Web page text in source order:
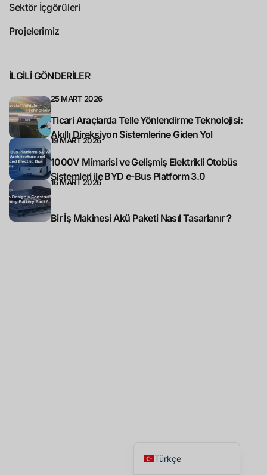
Sektör İçgörüleri
Projelerimiz
ILGILI GÖNDERILER
25 MART 2026
Ticari Araçlarda Telle Yönlendirme Teknolojisi:
Akıllı Direksiyon Sistemlerine Giden Yol
19 MART 2026
1000V Mimarisi ve Gelişmiş Elektrikli Otobüs
Sistemleri ile BYD e-Bus Platform 3.0
16 MART 2026
Bir İş Makinesi Akü Paketi Nasıl Tasarlanır？
Türkçe